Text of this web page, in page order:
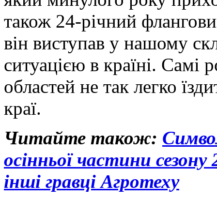
також 24-річний
він виступав у нашому
ситуацією в країні. Самі
областей не так легко
краї.
Читайте також:
осінньої частини
інші гравці Агротеху